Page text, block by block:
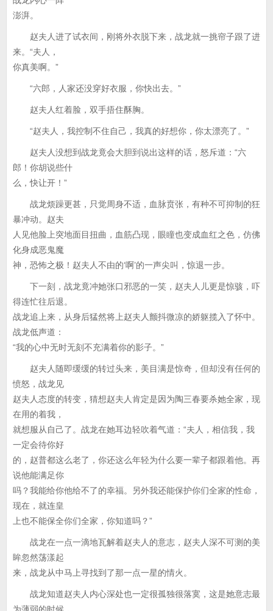
澎湃。
赵夫人进了试衣间，刚将外衣脱下来，战龙就一挑帘子跟了进
来。“夫人，
你真美啊。”
“六郎，人家还没穿好衣服，你快出去。”
赵夫人红着脸，双手捂住酥胸。
“赵夫人，我控制不住自己，我真的好想你，你太漂亮了。”
赵夫人没想到战龙竟会大胆到说出这样的话，怒斥道：“六
郎！你胡说些什
么，快让开！”
战龙烦躁更甚，只觉周身不适，血脉贲张，有种不可抑制的狂
暴冲动。赵夫
人见他脸上突地面目扭曲，血筋凸现，眼瞳也变成血红之色，仿佛
化身成恶鬼魔
神，恐怖之极！赵夫人不由的‘啊’的一声尖叫，惊退一步。
下一刻，战龙竟冲她张口邪恶的一笑，赵夫人儿更是惊骇，吓
得连忙往后退。
战龙追上来，从身后猛然将上赵夫人颤抖微凉的娇躯揽入了怀中。
战龙低声道：
“我的心中无时无刻不充满着你的影子。”
赵夫人随即缓缓的转过头来，美目满是惊奇，但却没有任何的
愤怒，战龙见
赵夫人态度的转变，猜想赵夫人肯定是因为陶三春要杀她全家，现
在用的着我，
就想服从自己了。战龙在她耳边轻吹着气道：“夫人，相信我，我
一定会待你好
的，赵普都这么老了，你还这么年轻为什么要一辈子都跟着他。再
说他能满足你
吗？我能给你他给不了的幸福。另外我还能保护你们全家的性命，
现在，就连皇
上也不能保全你们全家，你知道吗？”
战龙在一点一滴地瓦解着赵夫人的意志，赵夫人深不可测的美
眸忽然荡漾起
来，战龙从中马上寻找到了那一点一星的情火。
战龙知道赵夫人内心深处也一定很孤独很落寞，这是她意志最